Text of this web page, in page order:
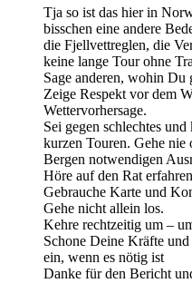
Tja so ist das hier in
bisschen eine andere
die Fjellvettreglen, die
keine lange Tour ohne
Sage anderen, wohin Du
Zeige Respekt vor dem
Wettervorhersage.
Sei gegen schlechtes
kurzen Touren. Gehe nie
Bergen notwendigen
Höre auf den Rat
Gebrauche Karte und
Gehe nicht allein los.
Kehre rechtzeitig um –
Schone Deine Kräfte
ein, wenn es nötig ist
Danke für den Bericht